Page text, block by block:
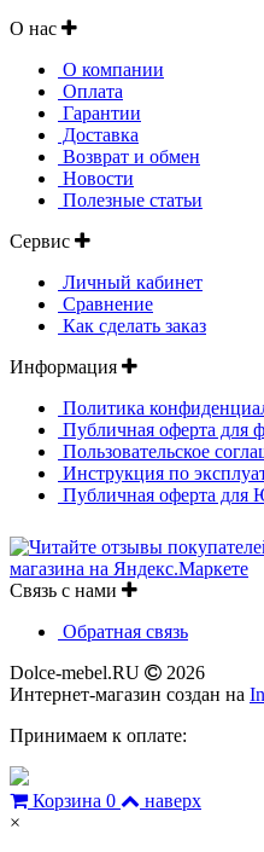
О нас
О компании
Оплата
Гарантии
Доставка
Возврат и обмен
Новости
Полезные статьи
Сервис
Личный кабинет
Сравнение
Как сделать заказ
Информация
Политика
Публичная оферта для
Пользовательское
Инструкция по
Публичная оферта для
Связь с нами
Обратная связь
Dolce-mebel.RU
2026
Интернет-магазин создан на
Принимаем к оплате:
Корзина 0
наверх
×